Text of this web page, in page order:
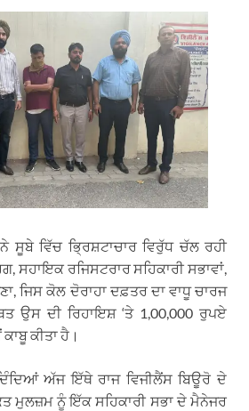
ਸੂਬੇ ਵਿੱਚ ਭ੍ਰਿਸ਼ਟਾਚਾਰ ਵਿਰੁੱਧ ਚੱਲ ਰਹੀ
ਸਹਾਇਕ ਰਜਿਸਟਰਾਰ ਸਹਿਕਾਰੀ ਸਭਾਵਾਂ,
ਜਿਸ ਕੋਲ ਦੋਰਾਹਾ ਦਫ਼ਤਰ ਦਾ ਵਾਧੂ ਚਾਰਜ
ਉਸ ਦੀ ਰਿਹਾਇਸ਼ ‘ਤੇ 1,00,000 ਰੁਪਏ
ਕੀਤਾ ਹੈ।
ਅੱਜ ਇੱਥੇ ਰਾਜ ਵਿਜੀਲੈਂਸ ਬਿਊਰੋ ਦੇ
ਮੁਲਜ਼ਮ ਨੂੰ ਇੱਕ ਸਹਿਕਾਰੀ ਸਭਾ ਦੇ ਮੈਨੇਜਰ